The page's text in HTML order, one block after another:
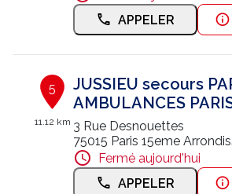
APPELER
5
11.12 km
JUSSIEU secours
AMBULANCES
3 Rue Desnouettes
75015 Paris 15eme
Fermé aujourd'hui
APPELER